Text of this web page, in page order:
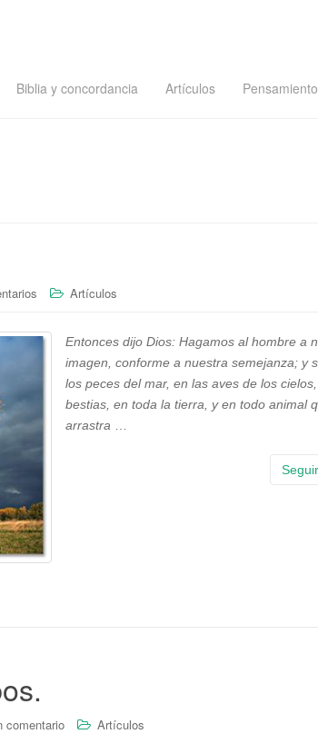
Biblia y concordancia Artículos
Artículos
Entonces dijo Dios: Hagamos al hombre a
imagen, conforme a nuestra semejanza; y
los peces del mar, en las aves de los
bestias, en toda la tierra, y en todo animal
arrastra
comentario Artículos